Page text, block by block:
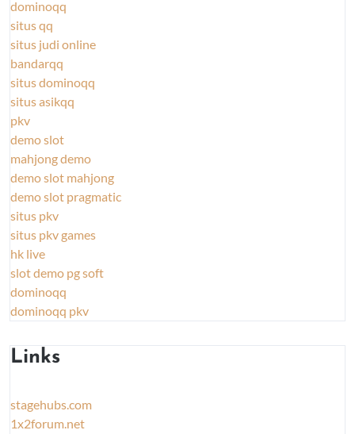
dominoqq
situs qq
situs judi online
bandarqq
situs dominoqq
situs asikqq
pkv
demo slot
mahjong demo
demo slot mahjong
demo slot pragmatic
situs pkv
situs pkv games
hk live
slot demo pg soft
dominoqq
dominoqq pkv
Links
stagehubs.com
1x2forum.net